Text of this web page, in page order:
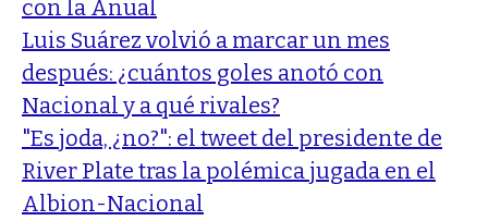
con la Anual
Luis Suárez volvió a marcar un mes
después: ¿cuántos goles anotó con
Nacional y a qué rivales?
"Es joda, ¿no?": el tweet del presidente de
River Plate tras la polémica jugada en el
Albion-Nacional